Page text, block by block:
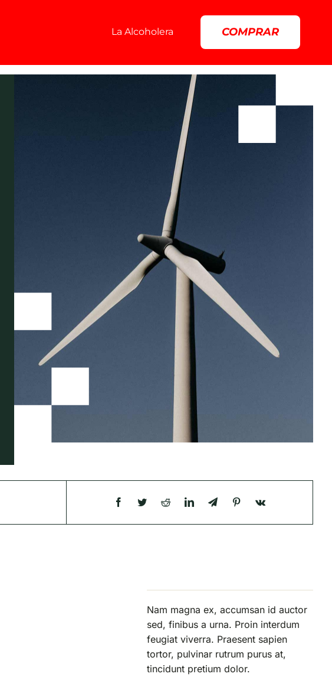
La Alcoholera COMPRAR
Nam magna ex, accumsan id auctor
sed, finibus a urna. Proin interdum
feugiat viverra. Praesent sapien
tortor, pulvinar rutrum purus at,
tincidunt pretium dolor.